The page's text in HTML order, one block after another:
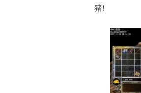
猪!